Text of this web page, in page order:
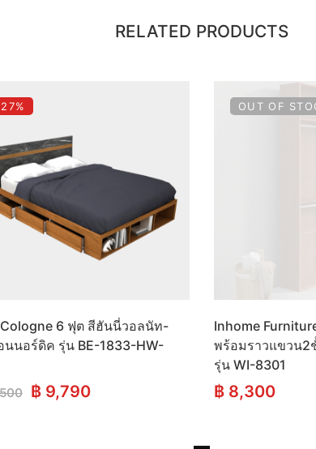
RELATED PRODUCTS
Cologne 6 ฟุต สีฮันนี่วอลนัท-
นอร์ดิค รุ่น BE-1833-HW-
Original
฿ 9,790Current
OUT OF
Inhome
พร้อมราวแขวน2
รุ่น WI-8301
฿ 8,300